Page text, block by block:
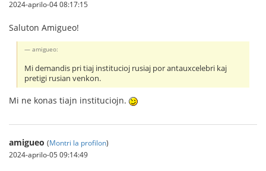
2024-aprilo-04 08:17:15
Saluton Amigueo!
amigueo:
Mi demandis pri tiaj institucioj rusiaj por antauxcelebri kaj
pretigi rusian venkon.
Mi ne konas tiajn instituciojn.
amigueo (Montri la profilon)
2024-aprilo-05 09:14:49